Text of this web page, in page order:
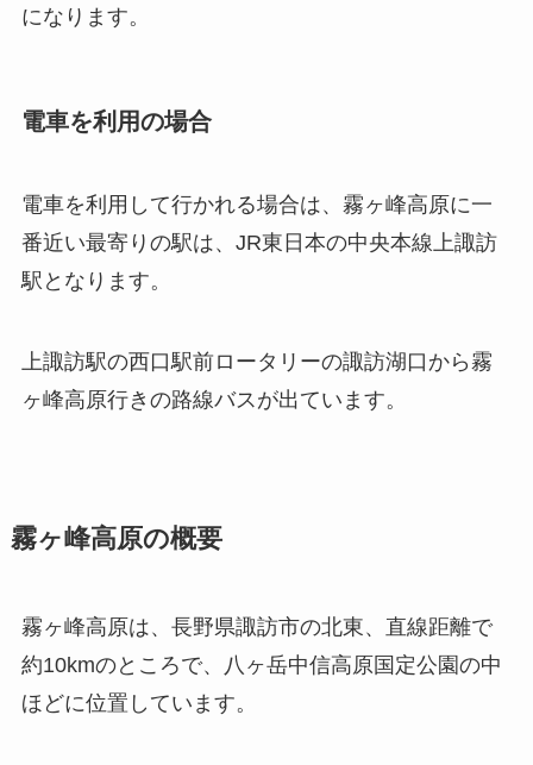
になります。
電車を利用の場合
電車を利用して行かれる場合は、霧ヶ峰高原に一
番近い最寄りの駅は、JR東日本の中央本線上諏訪
駅となります。
上諏訪駅の西口駅前ロータリーの諏訪湖口から霧
ヶ峰高原行きの路線バスが出ています。
霧ヶ峰高原の概要
霧ヶ峰高原は、長野県諏訪市の北東、直線距離で
約10kmのところで、八ヶ岳中信高原国定公園の中
ほどに位置しています。